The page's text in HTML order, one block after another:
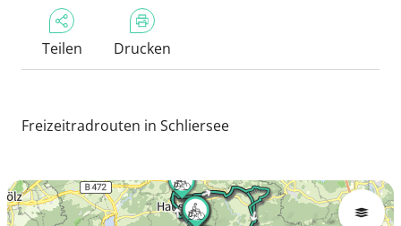
Teilen Drucken
Freizeitradrouten in Schliersee